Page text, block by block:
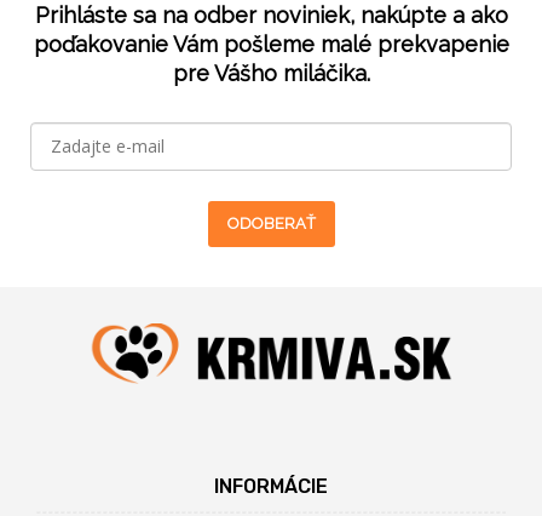
Prihláste sa na odber noviniek, nakúpte a ako
poďakovanie Vám pošleme malé prekvapenie
pre Vášho miláčika.
ODOBERAŤ
INFORMÁCIE